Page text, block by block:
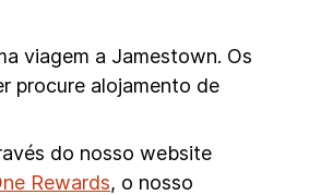
viagem a Jamestown. Os
procure alojamento de
do nosso website
Rewards, o nosso